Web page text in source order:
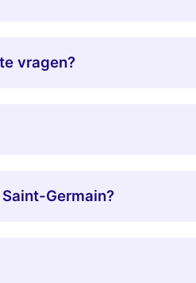
vragen?
Germain?